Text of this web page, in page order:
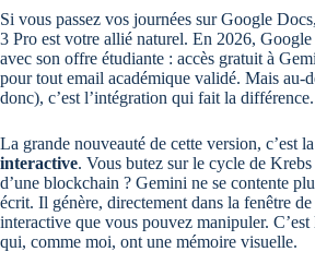
Si vous passez vos journées sur Google
3 Pro est votre allié naturel. En 2026,
avec son offre étudiante : accès gratuit à
pour tout email académique validé. Mais au-
donc), c’est l’intégration qui fait la différence.
La grande nouveauté de cette version, c’est la
interactive. Vous butez sur le cycle de
d’une blockchain ? Gemini ne se contente
écrit. Il génère, directement dans la fenêtre
interactive que vous pouvez manipuler.
qui, comme moi, ont une mémoire visuelle.